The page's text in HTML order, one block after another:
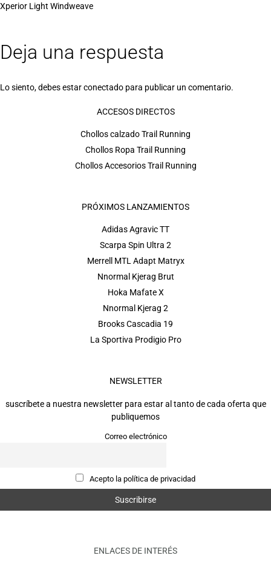
Xperior Light Windweave
Deja una respuesta
Lo siento, debes estarconectado para publicar un comentario.
ACCESOS DIRECTOS
Chollos calzado Trail Running
Chollos Ropa Trail Running
Chollos Accesorios Trail Running
PRÓXIMOS LANZAMIENTOS
Adidas Agravic TT
Scarpa Spin Ultra 2
Merrell MTL Adapt Matryx
Nnormal Kjerag Brut
Hoka Mafate X
Nnormal Kjerag 2
Brooks Cascadia 19
La Sportiva Prodigio Pro
NEWSLETTER
suscríbete a nuestra newsletter para estar al tanto de cada oferta que
publiquemos
Correo electrónico
Acepto la política de privacidad
ENLACES DE INTERÉS